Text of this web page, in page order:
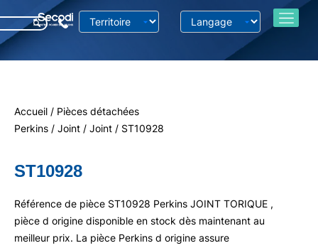
Accueil / Pièces détachées
Perkins / Joint / Joint / ST10928
ST10928
Référence de pièce ST10928 Perkins JOINT TORIQUE ,
pièce d origine disponible en stock dès maintenant au
meilleur prix. La pièce Perkins d origine assure